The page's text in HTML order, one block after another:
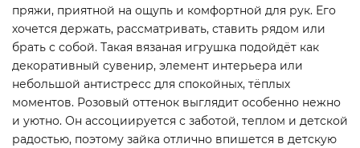
пряжи, приятной на ощупь и комфортной для рук. Его
хочется держать, рассматривать, ставить рядом или
брать с собой. Такая вязаная игрушка подойдёт как
декоративный сувенир, элемент интерьера или
небольшой антистресс для спокойных, тёплых
моментов. Розовый оттенок выглядит особенно нежно
и уютно. Он ассоциируется с заботой, теплом и детской
радостью, поэтому зайка отлично впишется в детскую